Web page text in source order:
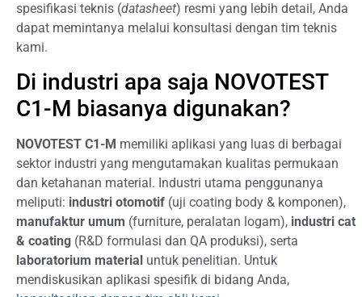
spesifikasi teknis (datasheet) resmi yang lebih detail, Anda
dapat memintanya melalui konsultasi dengan tim teknis
kami.
Di industri apa saja NOVOTEST
C1-M biasanya digunakan?
NOVOTEST C1-M memiliki aplikasi yang luas di berbagai
sektor industri yang mengutamakan kualitas permukaan
dan ketahanan material. Industri utama penggunanya
meliputi: industri otomotif (uji coating body & komponen),
manufaktur umum (furniture, peralatan logam), industri cat
& coating (R&D formulasi dan QA produksi), serta
laboratorium material untuk penelitian. Untuk
mendiskusikan aplikasi spesifik di bidang Anda,